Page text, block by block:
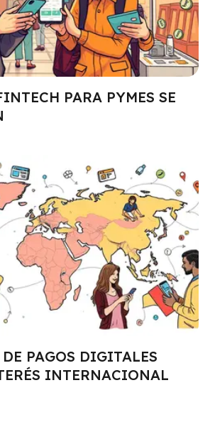
PARA PYMES SE
PAGOS DIGITALES
INTERNACIONAL